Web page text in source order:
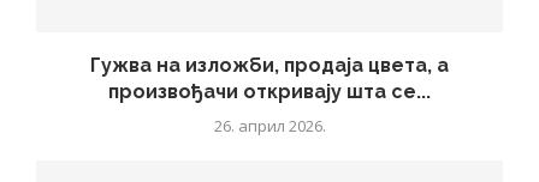
Гужва на изложби, продаја цвета, а
произвођачи откривају шта се...
26. април 2026.